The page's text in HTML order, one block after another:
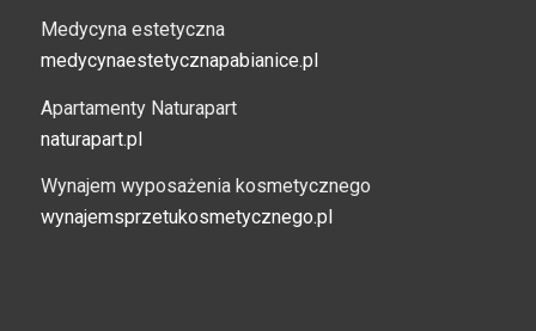
Medycyna estetyczna
medycynaestetycznapabianice.pl
Apartamenty Naturapart
naturapart.pl
Wynajem wyposażenia kosmetycznego
wynajemsprzetukosmetycznego.pl